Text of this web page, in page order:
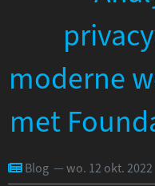
moderne
met
Blog — wo. 12 okt. 2022